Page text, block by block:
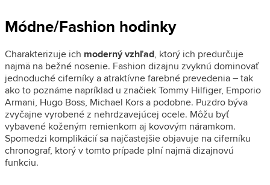
Módne/Fashion hodinky
Charakterizuje ich moderný vzhľad, ktorý ich predurčuje
najmä na bežné nosenie. Fashion dizajnu zvyknú dominovať
jednoduché ciferníky a atraktívne farebné prevedenia – tak
ako to poznáme napríklad u značiek Tommy Hilfiger, Emporio
Armani, Hugo Boss, Michael Kors a podobne. Puzdro býva
zvyčajne vyrobené z nehrdzavejúcej ocele. Môžu byť
vybavené koženým remienkom aj kovovým náramkom.
Spomedzi komplikácií sa najčastejšie objavuje na ciferníku
chronograf, ktorý v tomto prípade plní najmä dizajnovú
funkciu.